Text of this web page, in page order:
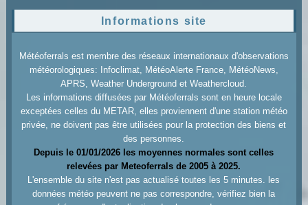
Informations site
Météoferrals est membre des réseaux internationaux d'observations
météorologiques: Infoclimat, MétéoAlerte France, MétéoNews,
APRS, Weather Underground et Weathercloud.
Les informations diffusées par Météoferrals sont en heure locale
exceptées celles du METAR, elles proviennent d'une station météo
privée, ne doivent pas être utilisées pour la protection des biens et
des personnes.
Depuis le 01/01/2026 les moyennes normales sont celles
relevées par Meteoferrals de 2005 à 2025.
L'ensemble du site n'est pas actualisé toutes les 5 minutes. les
données météo peuvent ne pas correspondre, vérifiez bien la